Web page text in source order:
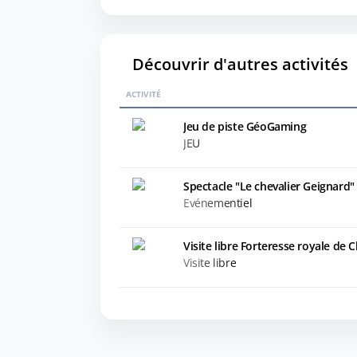
Découvrir d'autres activités
ACTIVITÉ
Jeu de piste GéoGaming
JEU
Spectacle "Le chevalier Geignard"
Evénementiel
Visite libre Forteresse royale de
Visite libre